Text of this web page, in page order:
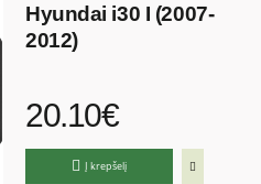
Hyundai i30 I (2007-
2012)
20.10€
Į krepšelį